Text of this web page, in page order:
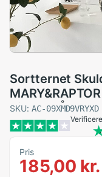
Sortternet
Vintage Åben
SKU: AC-09XMD9VRYXD
Pris
185,00 kr.